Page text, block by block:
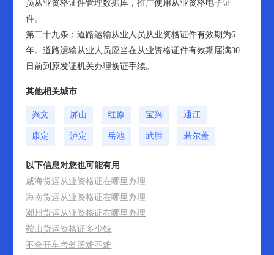
员从业资格证件管理数据库，推广使用从业资格电子证
件。
第二十九条：道路运输从业人员从业资格证件有效期为6
年。道路运输从业人员应当在从业资格证件有效期届满30
日前到原发证机关办理换证手续。
其他相关城市
兴文 屏山 红原 宝兴 通江
康定 泸定 岳池 武胜 若尔盖
以下信息对您也可能有用
威海货运从业资格证在哪里办理
海南货运从业资格证在哪里办理
潮州货运从业资格证在哪里办理
鞍山货运资格证多少钱
不会开车考驾照难不难